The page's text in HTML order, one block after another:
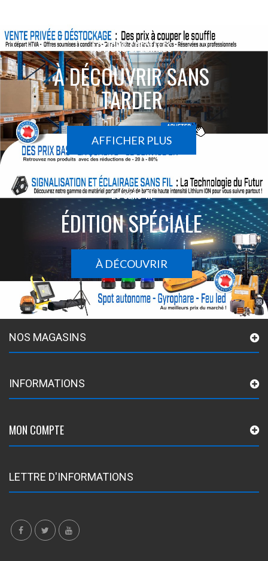
ACTIONS SPÉCIALES
À DÉCOUVRIR SANS
TARDER
AFFICHER PLUS
Le sans-fil
ÉDITION SPÉCIALE
À DÉCOUVRIR
NOS MAGASINS
INFORMATIONS
MON COMPTE
LETTRE D'INFORMATIONS